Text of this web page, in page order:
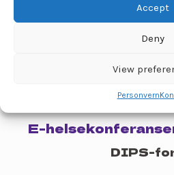
Accept
Deny
View
Personvern
E-
DIPS-